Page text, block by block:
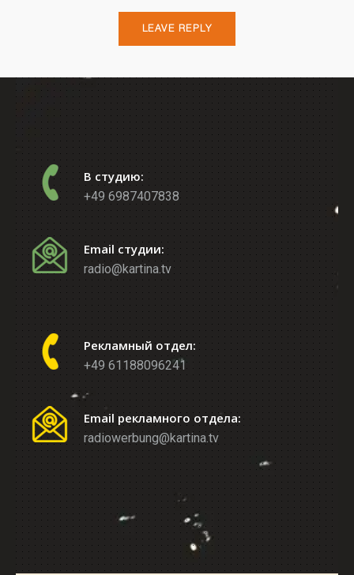
В студию:
+49 6987407838
Email студии:
radio@kartina.tv
Рекламный отдел:
+49 61188096241
Email рекламного отдела:
radiowerbung@kartina.tv